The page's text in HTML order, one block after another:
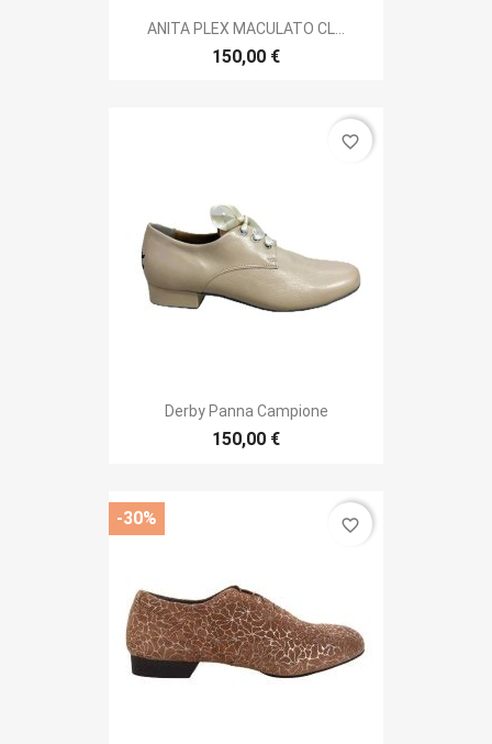
ANITA PLEX MACULATO CL...
150,00 €
Derby Panna Campione
150,00 €
favorite_border
-30% favorite_border